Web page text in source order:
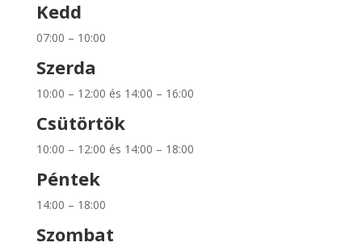
Kedd
07:00 – 10:00
Szerda
10:00 – 12:00 és 14:00 – 16:00
Csütörtök
10:00 – 12:00 és 14:00 – 18:00
Péntek
14:00 – 18:00
Szombat